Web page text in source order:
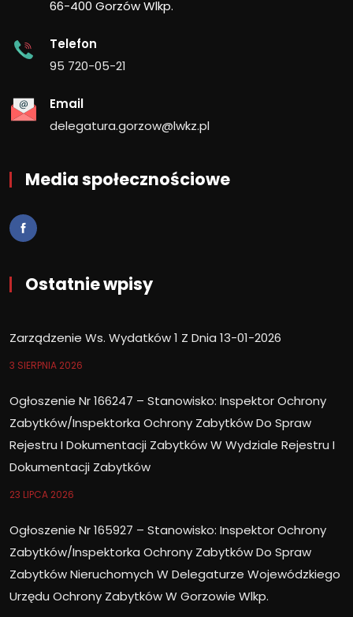
66-400 Gorzów Wlkp.
Telefon
95 720-05-21
Email
delegatura.gorzow@lwkz.pl
Media społecznościowe
Ostatnie wpisy
Zarządzenie Ws. Wydatków 1 Z Dnia 13-01-2026
3 SIERPNIA 2026
Ogłoszenie Nr 166247 – Stanowisko: Inspektor Ochrony
Zabytków/Inspektorka Ochrony Zabytków Do Spraw
Rejestru I Dokumentacji Zabytków W Wydziale Rejestru I
Dokumentacji Zabytków
23 LIPCA 2026
Ogłoszenie Nr 165927 – Stanowisko: Inspektor Ochrony
Zabytków/Inspektorka Ochrony Zabytków Do Spraw
Zabytków Nieruchomych W Delegaturze Wojewódzkiego
Urzędu Ochrony Zabytków W Gorzowie Wlkp.